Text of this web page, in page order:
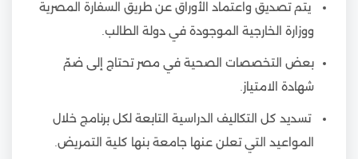
يتم تصديق واعتماد الأوراق عن طريق السفارة المصرية
ووزارة الخارجية الموجودة في دولة الطالب.
بعض التخصصات الصحية في مصر تحتاج إلى ضمّ
شهادة الامتياز.
تسديد كل التكاليف الدراسية التابعة لكل برنامج خلال
المواعيد التي تعلن عنها جامعة بنها كلية التمريض.